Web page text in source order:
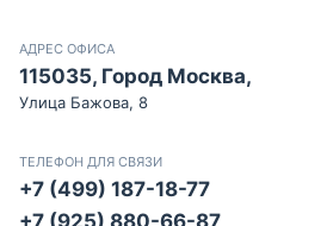
АДРЕС ОФИСА
115035, Город Москва,
Улица Бажова, 8
ТЕЛЕФОН ДЛЯ СВЯЗИ
+7 (499) 187-18-77
+7 (925) 880-66-87